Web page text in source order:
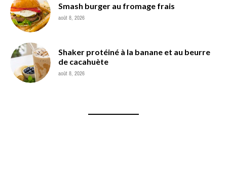
Smash burger au fromage frais
août 8, 2026
Shaker protéiné à la banane et au beurre
de cacahuète
août 8, 2026